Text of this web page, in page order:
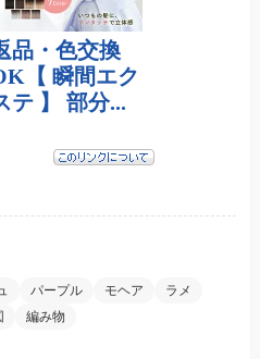
パープル モヘア
ラメ
編み物